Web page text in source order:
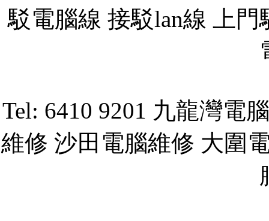
駁電腦線 接駁lan線 上
Tel: 6410 9201 九龍灣電
維修 沙田電腦維修 大圍